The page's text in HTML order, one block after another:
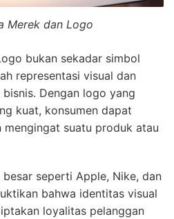
Merek dan Logo
bukan sekadar simbol
representasi visual dan
Dengan logo yang
kuat, konsumen dapat
mengingat suatu produk atau
besar seperti Apple, Nike, dan
bahwa identitas visual
loyalitas pelanggan